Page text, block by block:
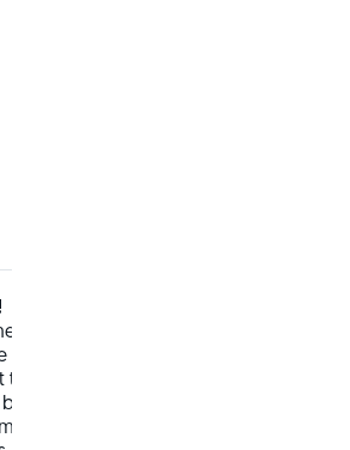
bande de
bien qui
tout leur cœur
être de
! Jusque